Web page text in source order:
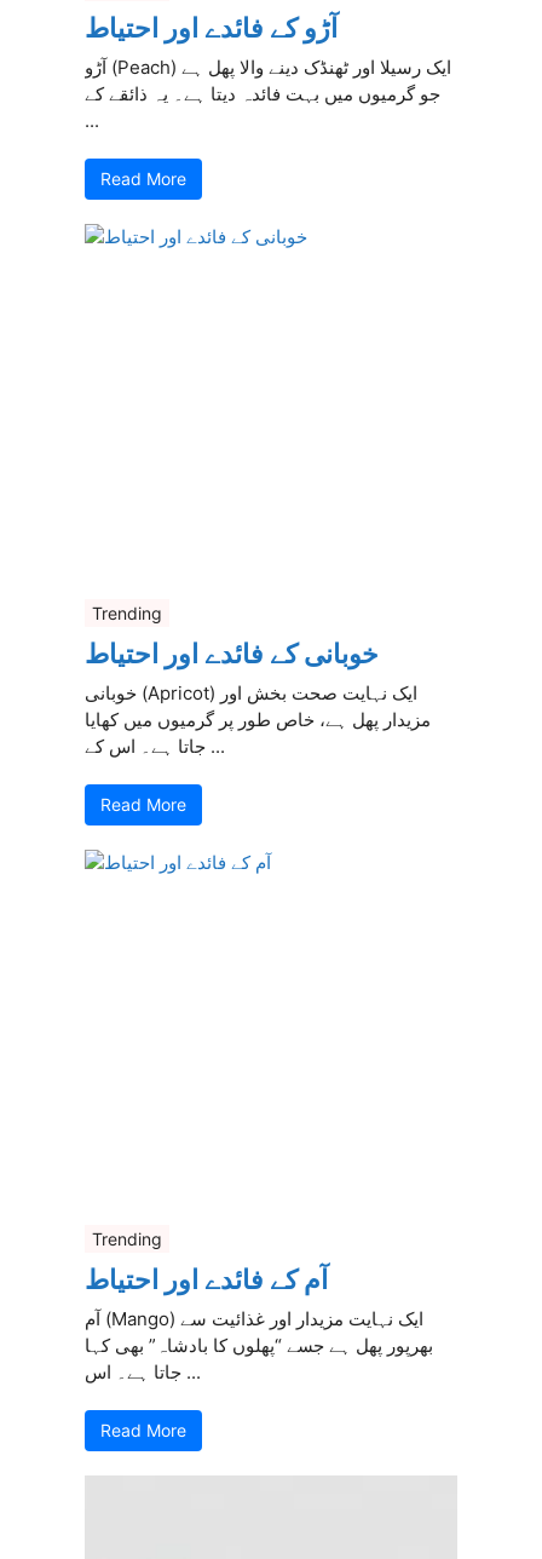
آڑو کے فائدے اور احتیاط
آڑو (Peach) ایک رسیلا اور ٹھنڈک دینے والا پھل ہے
جو گرمیوں میں بہت فائدہ دیتا ہے۔ یہ ذائقے کے
...
Read More
Trending
خوبانی کے فائدے اور احتیاط
خوبانی (Apricot) ایک نہایت صحت بخش اور
مزیدار پھل ہے، خاص طور پر گرمیوں میں کھایا
جاتا ہے۔ اس کے ...
Read More
Trending
آم کے فائدے اور احتیاط
آم (Mango) ایک نہایت مزیدار اور غذائیت سے
بھرپور پھل ہے جسے “پھلوں کا بادشاہ” بھی کہا
جاتا ہے۔ اس ...
Read More